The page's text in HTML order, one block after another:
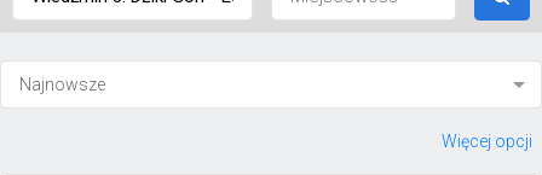
Więcej opcji